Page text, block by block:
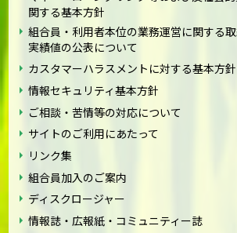
関する基本方針
組合員・利用者本位の業務運営に関する
実績値の公表について
カスタマーハラスメントに対する基本方針
情報セキュリティ基本方針
ご相談・苦情等の対応について
サイトのご利用にあたって
リンク集
組合員加入のご案内
ディスクロージャー
情報誌・広報紙・コミュニティー誌